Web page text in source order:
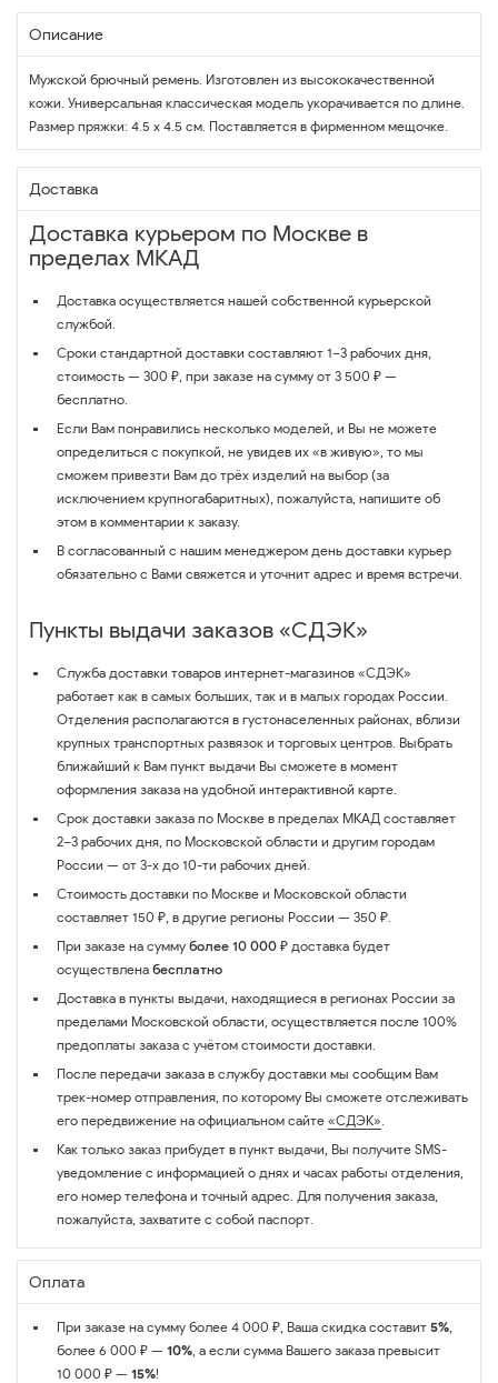
Описание
Мужской брючный ремень. Изготовлен из высококачественной
кожи. Универсальная классическая модель укорачивается по длине.
Размер пряжки: 4.5 х 4.5 см. Поставляется в фирменном мещочке.
Доставка
Доставка курьером по Москве в
пределах МКАД
Доставка осуществляется нашей собственной курьерской
службой.
Сроки стандартной доставки составляют 1–3 рабочих дня,
стоимость — 300 ₽, при заказе на сумму от 3 500 ₽ —
бесплатно.
Если Вам понравились несколько моделей, и Вы не можете
определиться с покупкой, не увидев их «в живую», то мы
сможем привезти Вам до трёх изделий на выбор (за
исключением крупногабаритных), пожалуйста, напишите об
этом в комментарии к заказу.
В согласованный с нашим менеджером день доставки курьер
обязательно с Вами свяжется и уточнит адрес и время встречи.
Пункты выдачи заказов «СДЭК»
Служба доставки товаров интернет-магазинов «СДЭК»
работает как в самых больших, так и в малых городах России.
Отделения располагаются в густонаселенных районах, вблизи
крупных транспортных развязок и торговых центров. Выбрать
ближайший к Вам пункт выдачи Вы сможете в момент
оформления заказа на удобной интерактивной карте.
Срок доставки заказа по Москве в пределах МКАД составляет
2–3 рабочих дня, по Московской области и другим городам
России — от 3-х до 10-ти рабочих дней.
Стоимость доставки по Москве и Московской области
составляет 150 ₽, в другие регионы России — 350 ₽.
При заказе на сумму более 10 000 ₽ доставка будет
осуществлена бесплатно
Доставка в пункты выдачи, находящиеся в регионах России за
пределами Московской области, осуществляется после 100%
предоплаты заказа с учётом стоимости доставки.
После передачи заказа в службу доставки мы сообщим Вам
трек-номер отправления, по которому Вы сможете отслеживать
его передвижение на официальном сайте «СДЭК».
Как только заказ прибудет в пункт выдачи, Вы получите SMS-
уведомление с информацией о днях и часах работы отделения,
его номер телефона и точный адрес. Для получения заказа,
пожалуйста, захватите с собой паспорт.
Оплата
При заказе на сумму более 4 000 ₽, Ваша скидка составит 5%,
более 6 000 ₽ — 10%, а если сумма Вашего заказа превысит
10 000 ₽ — 15%!